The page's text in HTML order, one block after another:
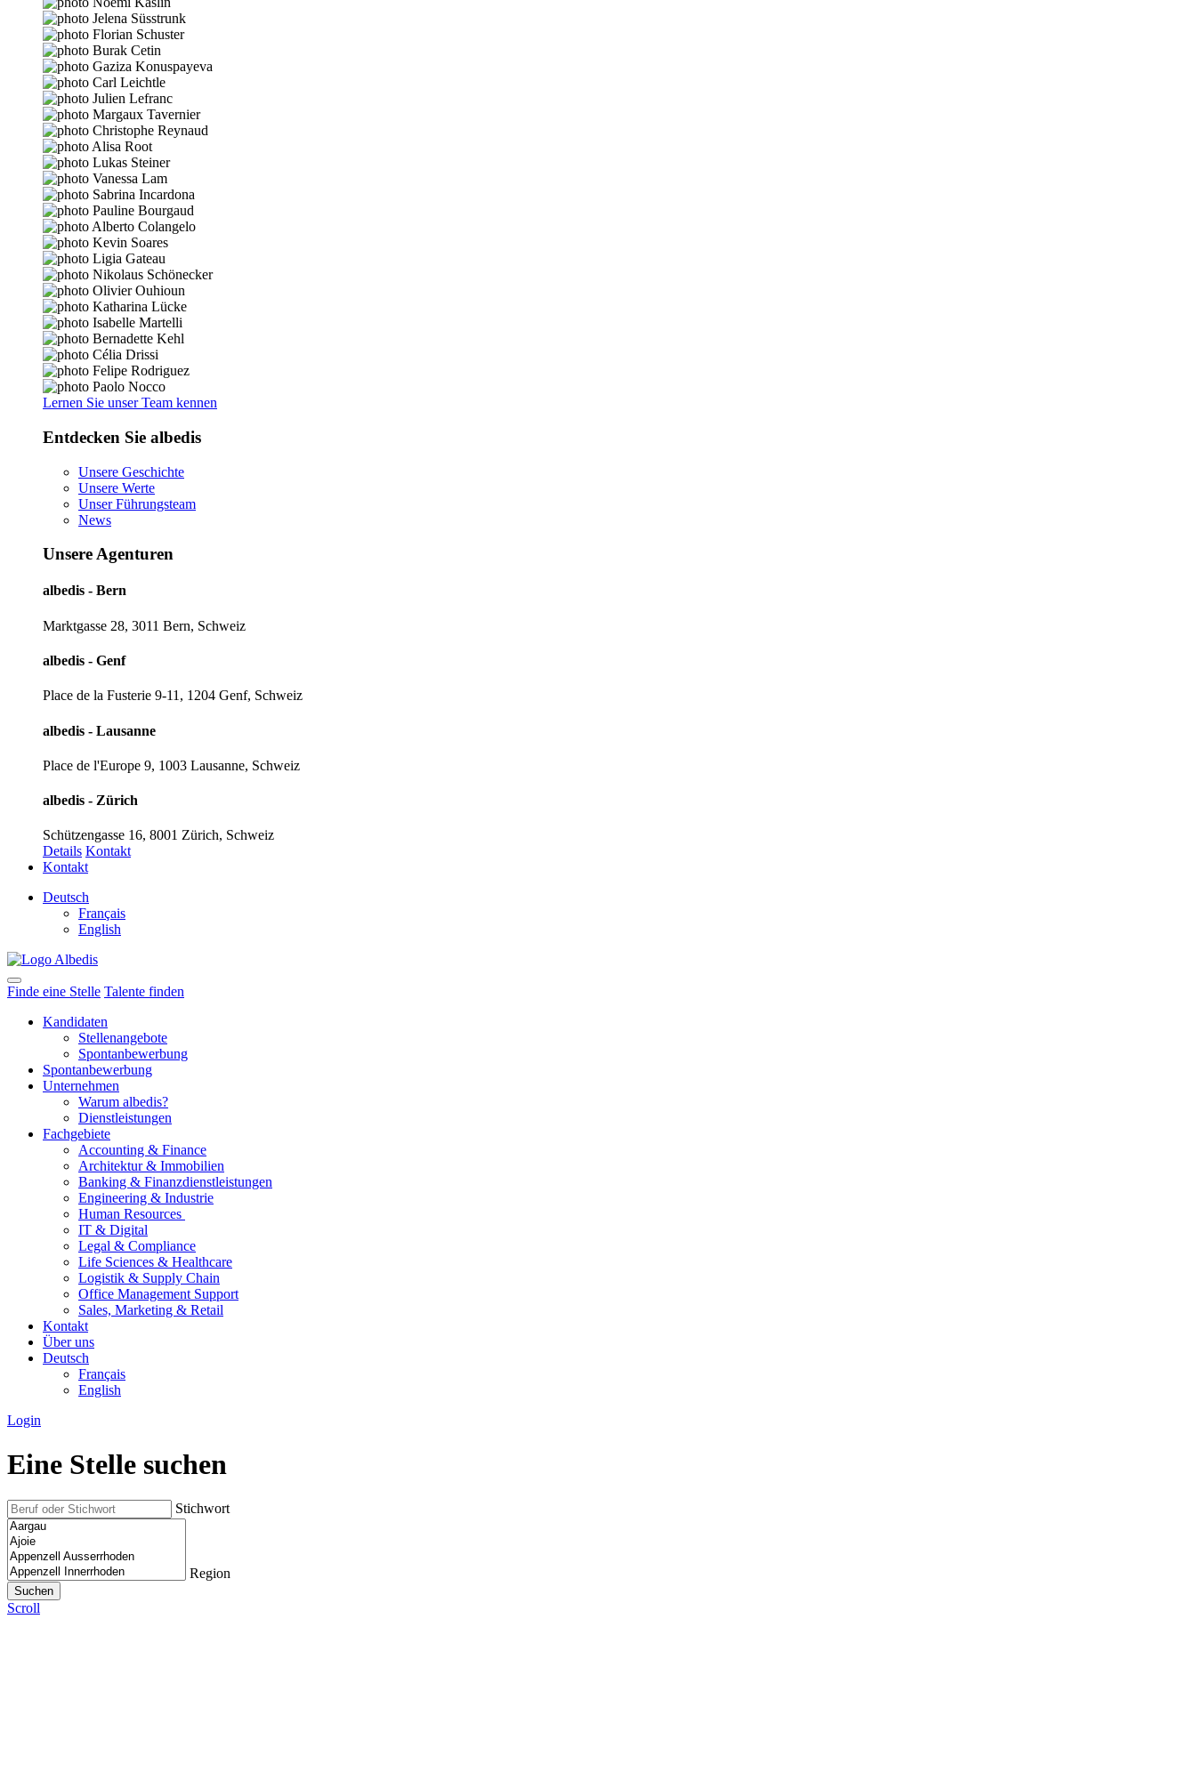
Lernen Sie unser Team kennen
Entdecken Sie albedis
Unsere Geschichte
Unsere Werte
Unser Führungsteam
News
Unsere Agenturen
albedis - Bern
Marktgasse 28, 3011 Bern, Schweiz
albedis - Genf
Place de la Fusterie 9-11, 1204 Genf, Schweiz
albedis - Lausanne
Place de l'Europe 9, 1003 Lausanne, Schweiz
albedis - Zürich
Schützengasse 16, 8001 Zürich, Schweiz
Details Kontakt
Kontakt
Deutsch
Français
English
Finde eine Stelle Talente finden
Kandidaten
Stellenangebote
Spontanbewerbung
Spontanbewerbung
Unternehmen
Warum albedis?
Dienstleistungen
Fachgebiete
Accounting & Finance
Architektur & Immobilien
Banking & Finanzdienstleistungen
Engineering & Industrie
Human Resources
IT & Digital
Legal & Compliance
Life Sciences & Healthcare
Logistik & Supply Chain
Office Management Support
Sales, Marketing & Retail
Kontakt
Über uns
Deutsch
Français
English
Login
Eine Stelle suchen
Stichwort
Region
Scroll